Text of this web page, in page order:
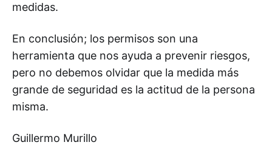
medidas.
En conclusión; los permisos son una
herramienta que nos ayuda a prevenir riesgos,
pero no debemos olvidar que la medida más
grande de seguridad es la actitud de la persona
misma.
Guillermo Murillo